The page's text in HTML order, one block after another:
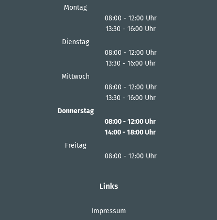
Montag
08:00 - 12:00 Uhr
Von 08:00 bis 12:00 Uhr
13:30 - 16:00 Uhr
Dienstag
08:00 - 12:00 Uhr
Von 08:00 bis 12:00 Uhr
13:30 - 16:00 Uhr
Mittwoch
08:00 - 12:00 Uhr
Von 08:00 bis 12:00 Uhr
13:30 - 16:00 Uhr
Donnerstag
08:00- 12:00Uhr
Von 08:00 bis 12:00 Uhr
14:00- 18:00Uhr
Freitag
08:00 - 12:00 Uhr
Links
Impressum